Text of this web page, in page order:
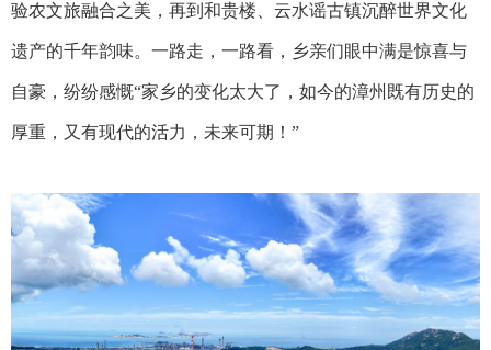
验农文旅融合之美，再到和贵楼、云水谣古镇沉醉世界文化
遗产的千年韵味。一路走，一路看，乡亲们眼中满是惊喜与
自豪，纷纷感慨“家乡的变化太大了，如今的漳州既有历史的
厚重，又有现代的活力，未来可期！”